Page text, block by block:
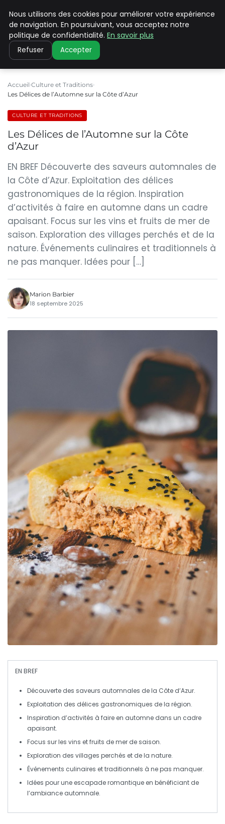
PILAT PATRIMOINES
Accueil Culture et Traditions
Les Délices de l’Automne sur la Côte d’Azur
CULTURE ET TRADITIONS
Les Délices de l’Automne sur la Côte
d’Azur
EN BREF Découverte des saveurs automnales de
la Côte d’Azur. Exploitation des délices
gastronomiques de la région. Inspiration
d’activités à faire en automne dans un cadre
apaisant. Focus sur les vins et fruits de mer de
saison. Exploration des villages perchés et de la
nature. Événements culinaires et traditionnels à
ne pas manquer. Idées pour […]
Marion Barbier
18 septembre 2025
EN BREF
Découverte des saveurs automnales de la Côte d’Azur.
Exploitation des délices gastronomiques de la région.
Inspiration d’activités à faire en automne dans un cadre
apaisant.
Focus sur les vins etfruits de mer de saison.
Exploration des villages perchés et de la nature.
Événements culinaires et traditionnels à ne pas manquer.
Idées pour une escapade romantique en bénéficiant de
l’ambiance automnale.
Nous utilisons des cookies pour améliorer votre expérience
de navigation. En poursuivant, vous acceptez notre
politique de confidentialité. En savoir plus
Refuser Accepter